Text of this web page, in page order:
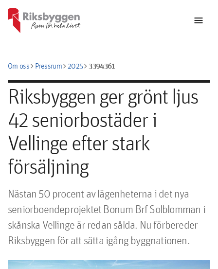
menu
Om osschevron_rightPressrumchevron_right2025chevron_right3394361
Riksbyggen ger grönt ljus
42 seniorbostäder i
Vellinge efter stark
försäljning
Nästan 50 procent av lägenheterna i det nya
seniorboendeprojektet Bonum Brf Solblomman i
skånska Vellinge är redan sålda. Nu förbereder
Riksbyggen för att sätta igång byggnationen.